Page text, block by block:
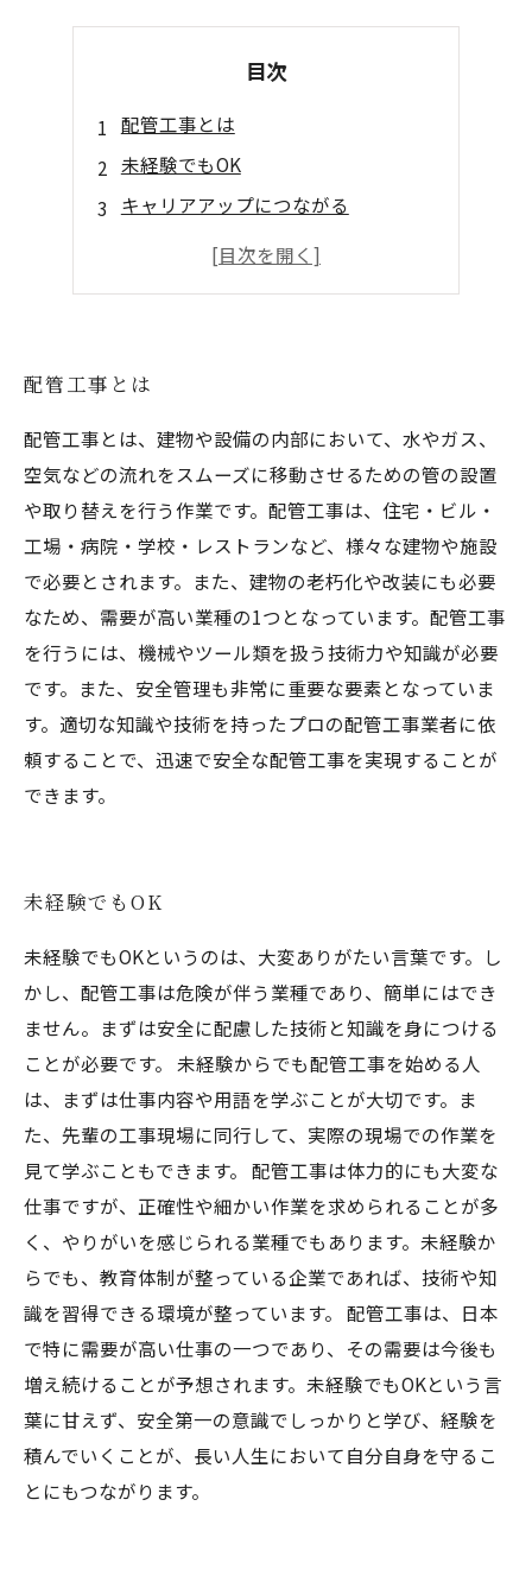
目次
配管工事とは
未経験でもOK
キャリアアップにつながる
研修制度が充実
配管工事とは
配管工事とは、建物や設備の内部において、水やガス、
空気などの流れをスムーズに移動させるための管の設置
や取り替えを行う作業です。配管工事は、住宅・ビル・
工場・病院・学校・レストランなど、様々な建物や施設
で必要とされます。また、建物の老朽化や改装にも必要
なため、需要が高い業種の1つとなっています。配管工事
を行うには、機械やツール類を扱う技術力や知識が必要
です。また、安全管理も非常に重要な要素となっていま
す。適切な知識や技術を持ったプロの配管工事業者に依
頼することで、迅速で安全な配管工事を実現することが
できます。
未経験でもOK
未経験でもOKというのは、大変ありがたい言葉です。し
かし、配管工事は危険が伴う業種であり、簡単にはでき
ません。まずは安全に配慮した技術と知識を身につける
ことが必要です。 未経験からでも配管工事を始める人
は、まずは仕事内容や用語を学ぶことが大切です。ま
た、先輩の工事現場に同行して、実際の現場での作業を
見て学ぶこともできます。 配管工事は体力的にも大変な
仕事ですが、正確性や細かい作業を求められることが多
く、やりがいを感じられる業種でもあります。未経験か
らでも、教育体制が整っている企業であれば、技術や知
識を習得できる環境が整っています。 配管工事は、日本
で特に需要が高い仕事の一つであり、その需要は今後も
増え続けることが予想されます。未経験でもOKという言
葉に甘えず、安全第一の意識でしっかりと学び、経験を
積んでいくことが、長い人生において自分自身を守るこ
とにもつながります。